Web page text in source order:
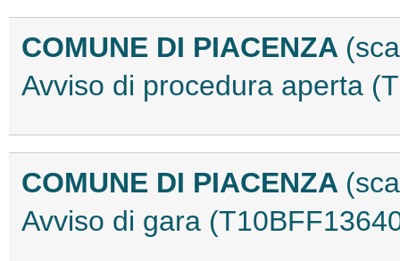
COMUNE DI PIACENZA
Avviso di procedura aperta
COMUNE DI PIACENZA
Avviso di gara